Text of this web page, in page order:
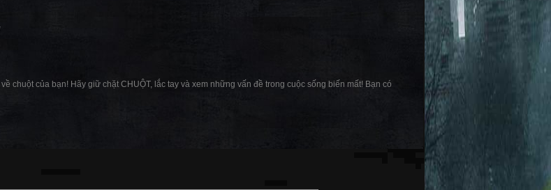
chuột của bạn! Hãy giữ chặt CHUỘT, lắc tay và xem những vấn đề trong cuộc sống biến mất! Bạn có